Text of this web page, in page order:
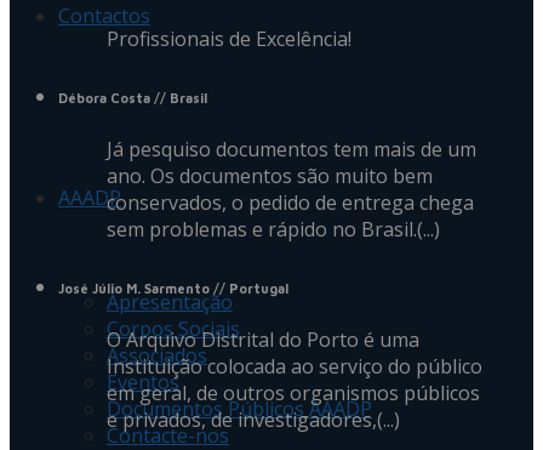
Contactos
AAADP
Apresentação
Corpos Sociais
Associados
Eventos
Documentos Públicos AAADP
Contacte-nos
Profissionais de Excelência!
Débora Costa // Brasil
Já pesquiso documentos tem mais de um
ano. Os documentos são muito bem
conservados, o pedido de entrega chega
sem problemas e rápido no Brasil.(...)
José Júlio M. Sarmento // Portugal
O Arquivo Distrital do Porto é uma
Instituição colocada ao serviço do público
em geral, de outros organismos públicos
e privados, de investigadores,(...)